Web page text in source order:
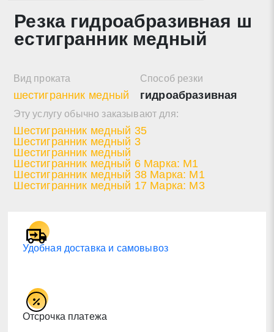
Резка гидроабразивная ш
естигранник медный
Вид проката
шестигранник медный
Способ резки
гидроабразивная
Эту услугу обычно заказывают для:
Шестигранник медный 35
Шестигранник медный 3
Шестигранник медный
Шестигранник медный 6 Марка: М1
Шестигранник медный 38 Марка: М1
Шестигранник медный 17 Марка: М3
Удобная доставка и самовывоз
Отсрочка платежа
Нажимая на кнопку «Отправить заявку» Вы даете
согласие на обработку своих персональных данных в
соответствии со статьей 9 Федерального закона от 27
также соглашаетесь на информационную рассылку по
средством e-mail или СМС